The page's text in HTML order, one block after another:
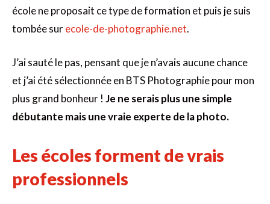
école ne proposait ce type de formation et puis je suis
tombée surecole-de-photographie.net.
J’ai sauté le pas, pensant que je n’avais aucune chance
et j’ai été sélectionnée en BTS Photographie pour mon
plus grand bonheur ! Je ne serais plus une simple
débutante mais une vraie experte de la photo.
Les écoles forment de vrais
professionnels